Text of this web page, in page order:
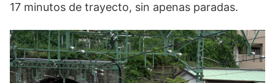
17 minutos de trayecto, sin apenas paradas.